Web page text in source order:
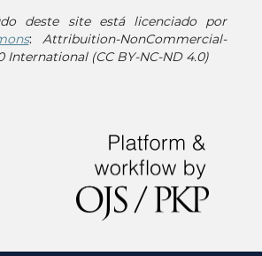
deste site está licenciado por
:Attribuition-NonCommercial-
International (CC BY-NC-ND 4.0)